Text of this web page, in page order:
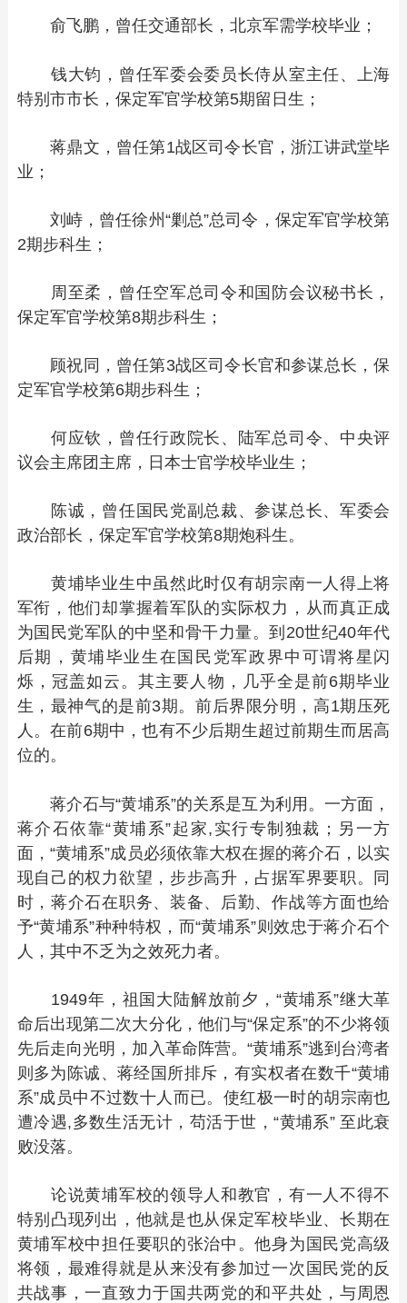
俞飞鹏，曾任交通部长，北京军需学校毕业；
钱大钧，曾任军委会委员长侍从室主任、上海
特别市市长，保定军官学校第5期留日生；
蒋鼎文，曾任第1战区司令长官，浙江讲武堂毕
业；
刘峙，曾任徐州“剿总”总司令，保定军官学校第
2期步科生；
周至柔，曾任空军总司令和国防会议秘书长，
保定军官学校第8期步科生；
顾祝同，曾任第3战区司令长官和参谋总长，保
定军官学校第6期步科生；
何应钦，曾任行政院长、陆军总司令、中央评
议会主席团主席，日本士官学校毕业生；
陈诚，曾任国民党副总裁、参谋总长、军委会
政治部长，保定军官学校第8期炮科生。
黄埔毕业生中虽然此时仅有胡宗南一人得上将
军衔，他们却掌握着军队的实际权力，从而真正成
为国民党军队的中坚和骨干力量。到20世纪40年代
后期，黄埔毕业生在国民党军政界中可谓将星闪
烁，冠盖如云。其主要人物，几乎全是前6期毕业
生，最神气的是前3期。前后界限分明，高1期压死
人。在前6期中，也有不少后期生超过前期生而居高
位的。
蒋介石与“黄埔系”的关系是互为利用。一方面，
蒋介石依靠“黄埔系”起家,实行专制独裁；另一方
面，“黄埔系”成员必须依靠大权在握的蒋介石，以实
现自己的权力欲望，步步高升，占据军界要职。同
时，蒋介石在职务、装备、后勤、作战等方面也给
予“黄埔系”种种特权，而“黄埔系”则效忠于蒋介石个
人，其中不乏为之效死力者。
1949年，祖国大陆解放前夕，“黄埔系”继大革
命后出现第二次大分化，他们与“保定系”的不少将领
先后走向光明，加入革命阵营。“黄埔系”逃到台湾者
则多为陈诚、蒋经国所排斥，有实权者在数千“黄埔
系”成员中不过数十人而已。使红极一时的胡宗南也
遭冷遇,多数生活无计，苟活于世，“黄埔系” 至此衰
败没落。
论说黄埔军校的领导人和教官，有一人不得不
特别凸现列出，他就是也从保定军校毕业、长期在
黄埔军校中担任要职的张治中。他身为国民党高级
将领，最难得就是从来没有参加过一次国民党的反
共战事，一直致力于国共两党的和平共处，与周恩